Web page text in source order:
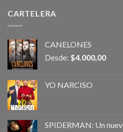
CARTELERA
CANELONES
Desde: $4.000,00
YO NARCISO
SPIDERMAN: Un